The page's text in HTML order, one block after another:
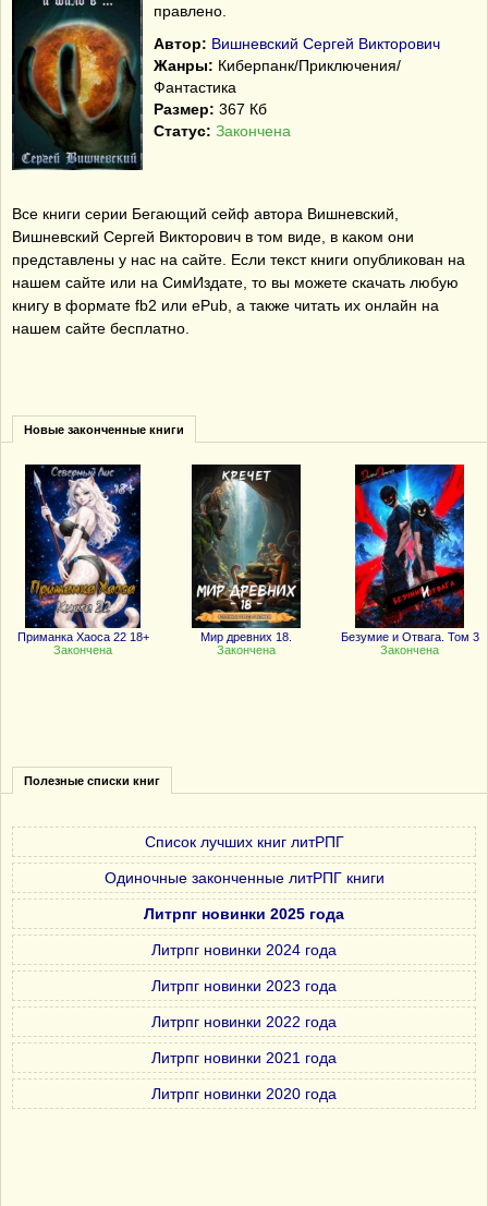
правлено.
Автор: Вишневский Сергей Викторович
Жанры: Киберпанк/Приключения/
Фантастика
Размер: 367 Кб
Статус: Закончена
Все книги серии Бегающий сейф автора Вишневский,
Вишневский Сергей Викторович в том виде, в каком они
представлены у нас на сайте. Если текст книги опубликован на
нашем сайте или на СимИздате, то вы можете скачать любую
книгу в формате fb2 или ePub, а также читать их онлайн на
нашем сайте бесплатно.
Новые законченные книги
Приманка Хаоса 22 18+
Закончена
Мир древних 18.
Закончена
Безумие и Отвага. Том 3
Закончена
Полезные списки книг
Список лучших книг литРПГ
Одиночные законченные литРПГ книги
Литрпг новинки 2025 года
Литрпг новинки 2024 года
Литрпг новинки 2023 года
Литрпг новинки 2022 года
Литрпг новинки 2021 года
Литрпг новинки 2020 года